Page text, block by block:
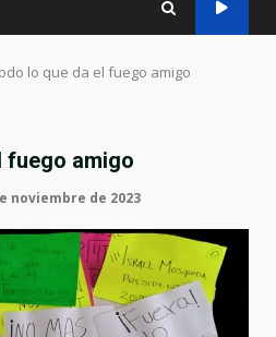
lo que da el fuego amigo
fuego amigo
noviembre de 2023